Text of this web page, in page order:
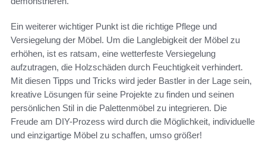
Ein weiterer wichtiger Punkt ist die richtige Pflege und
Versiegelung der Möbel. Um die Langlebigkeit der Möbel zu
erhöhen, ist es ratsam, eine wetterfeste Versiegelung
aufzutragen, die Holzschäden durch Feuchtigkeit verhindert.
Mit diesen Tipps und Tricks wird jeder Bastler in der Lage sein,
kreative Lösungen für seine Projekte zu finden und seinen
persönlichen Stil in die Palettenmöbel zu integrieren. Die
Freude am DIY-Prozess wird durch die Möglichkeit, individuelle
und einzigartige Möbel zu schaffen, umso größer!